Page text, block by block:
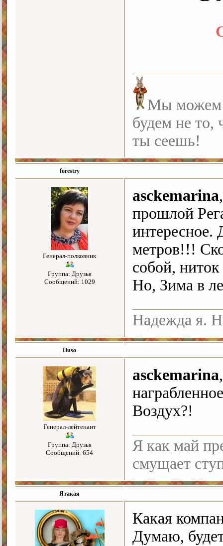
Мы можем
будем не то,
ты сеешь!
forestry
Генерал-полковник
Группа: Друзья
Сообщений: 1029
asckemarina
прошлой
интересное.
метров!!!
собой, ниток
Но, Зима в
Надежда я.
Huso
Генерал-лейтенант
Группа: Друзья
Сообщений: 654
asckemarina
Воздух?!
Я как май
смущает
Ятакая
Какая
Думаю,